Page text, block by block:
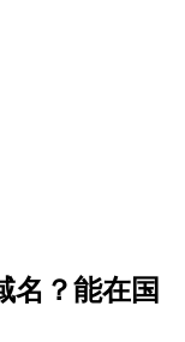
名？能在国